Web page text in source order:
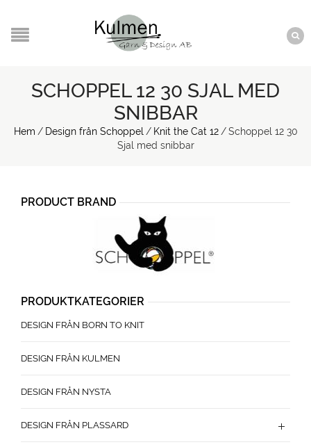
SCHOPPEL 12 30 SJAL MED
SNIBBAR
Hem / Design från Schoppel / Knit the Cat 12 / Schoppel 12 30
Sjal med snibbar
PRODUCT BRAND
PRODUKTKATEGORIER
DESIGN FRÅN BORN TO KNIT
DESIGN FRÅN KULMEN
DESIGN FRÅN NYSTA
DESIGN FRÅN PLASSARD